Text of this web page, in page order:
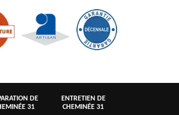
DE
31
ENTRETIEN DE
CHEMINÉE 31